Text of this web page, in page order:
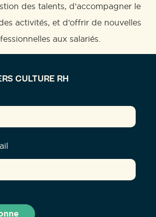
des talents, d’accompagner le
activités, et d’offrir de nouvelles
aux salariés.
CULTURE RH